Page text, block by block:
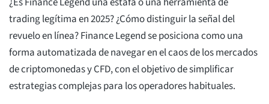
trading legítima en 2025? ¿Cómo distinguir la señal del
revuelo en línea? Finance Legend se posiciona como una
forma automatizada de navegar en el caos de los mercados
de criptomonedas y CFD, con el objetivo de simplificar
estrategias complejas para los operadores habituales.